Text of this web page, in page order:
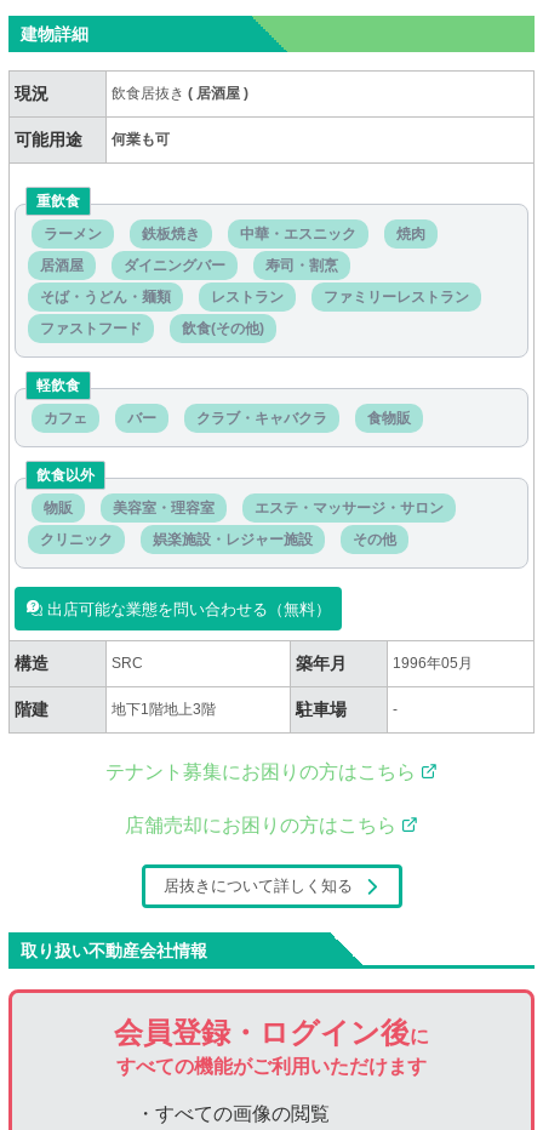
建物詳細
現況 飲食居抜き( 居酒屋)
可能用途 何業も可
重飲食
ラーメン
鉄板焼き 中華・エスニック
焼肉
居酒屋
ダイニングバー
寿司・割烹
そば・うどん・麺類
レストラン
ファミリーレストラン
ファストフード
飲食(その他)
軽飲食
カフェ
バー クラブ・キャバクラ 食物販
飲食以外
物販
美容室・理容室
エステ・マッサージ・サロン
クリニック
娯楽施設・レジャー施設 その他
出店可能な業態を問い合わせる（無料）
構造 SRC 築年月 1996年05月
階建 地下1階地上3階 駐車場 -
テナント募集にお困りの方はこちら
店舗売却にお困りの方はこちら
居抜きについて詳しく知る
取り扱い不動産会社情報
会員登録・ログイン後に
すべての機能がご利用いただけます
・すべての画像の閲覧